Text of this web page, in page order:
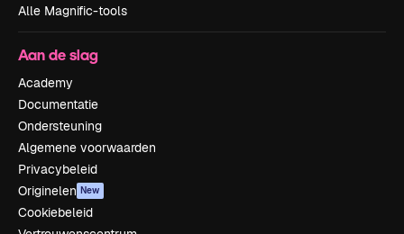
Alle Magnific-tools
Aan de slag
Academy
Documentatie
Ondersteuning
Algemene voorwaarden
Privacybeleid
Originelen New
Cookiebeleid